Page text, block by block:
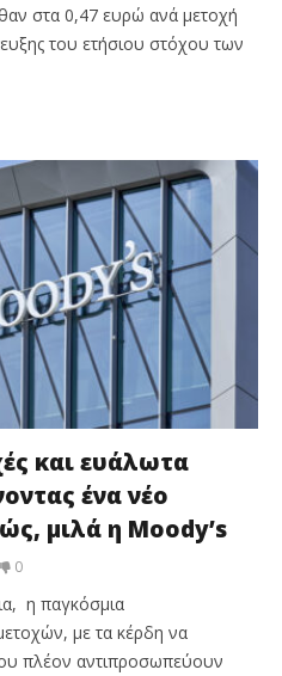
στα 0,47 ευρώ ανά μετοχή
του ετήσιου στόχου των
και ευάλωτα
ένα νέο
μιλά η Moody’s
0
η παγκόσμια
με τα κέρδη να
πλέον αντιπροσωπεύουν